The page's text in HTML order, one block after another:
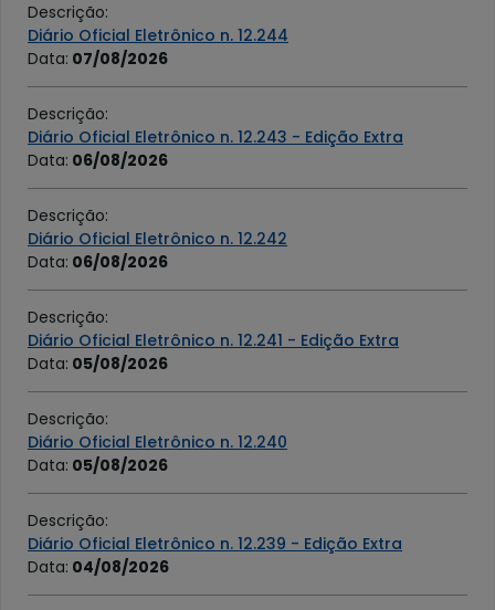
Descrição:
Diário Oficial Eletrônico n. 12.244
Data: 07/08/2026
Descrição:
Diário Oficial Eletrônico n. 12.243 - Edição Extra
Data: 06/08/2026
Descrição:
Diário Oficial Eletrônico n. 12.242
Data: 06/08/2026
Descrição:
Diário Oficial Eletrônico n. 12.241 - Edição Extra
Data: 05/08/2026
Descrição:
Diário Oficial Eletrônico n. 12.240
Data: 05/08/2026
Descrição:
Diário Oficial Eletrônico n. 12.239 - Edição Extra
Data: 04/08/2026